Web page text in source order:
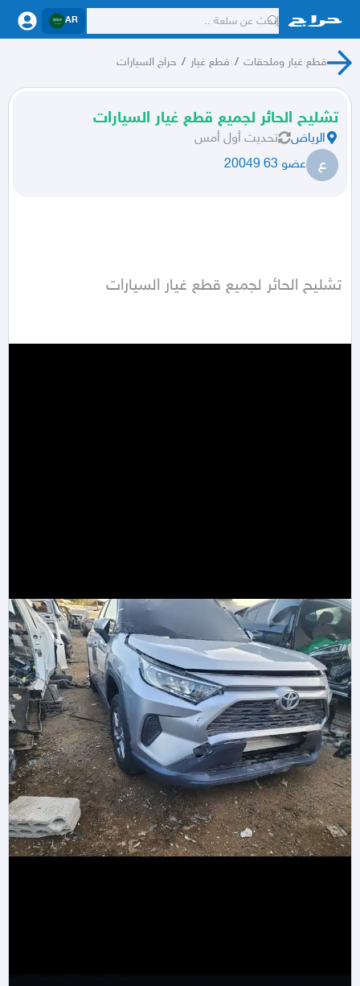
AR
قطع غيار وملحقات / قطع غيار / حراج السيارات
تشليح الحائر لجميع قطع غيار السيارات
الرياض تحديث أول أمس
ع عضو 63 20049
تشليح الحائر لجميع قطع غيار السيارات